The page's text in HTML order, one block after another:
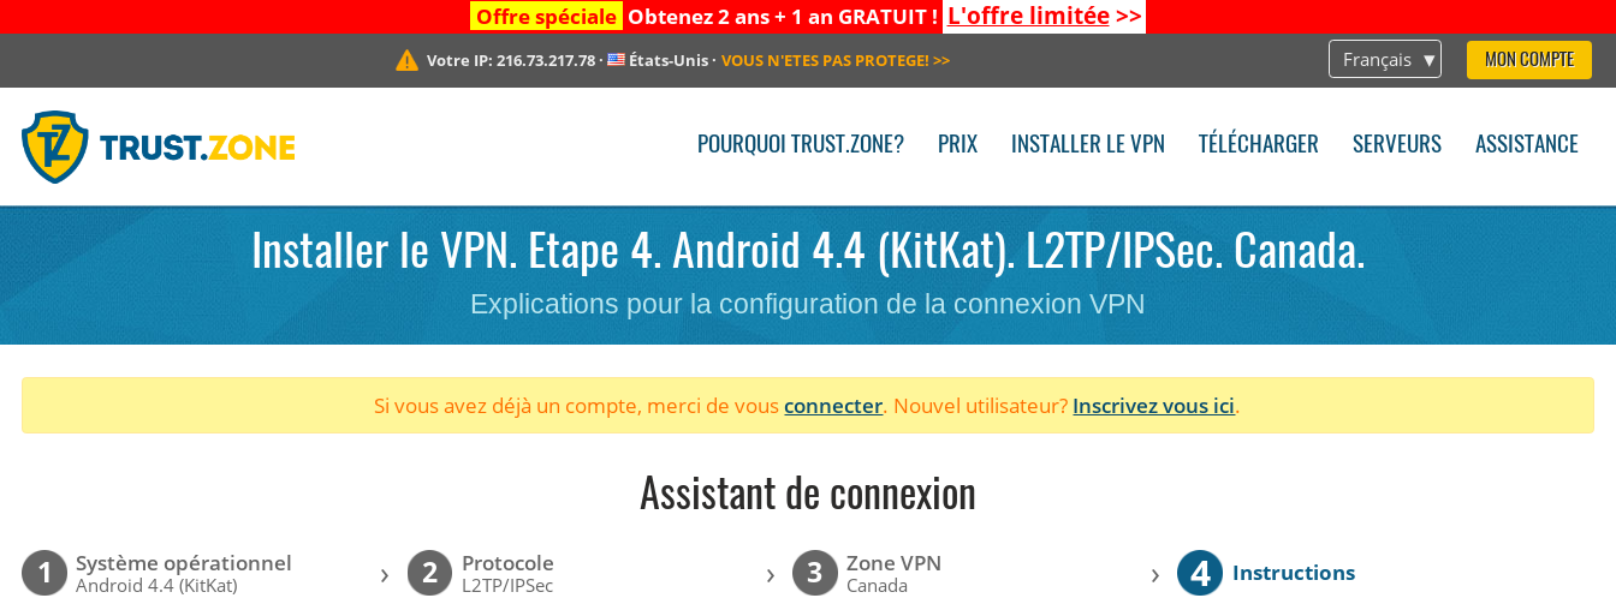
Offre spéciale Obtenez 2 ans + 1 an GRATUIT ! L'offre limitée>>
Français MON COMPTE
Votre IP:216.73.217.78 · États-Unis · VOUS N'ETES PAS PROTEGE! >>
POURQUOI TRUST.ZONE? PRIX INSTALLER LE VPN TÉLÉCHARGER SERVEURS ASSISTANCE
Installer le VPN. Etape 4. Android 4.4 (KitKat). L2TP/IPSec. Canada.
Explications pour la configuration de la connexion VPN
Si vous avez déjà un compte, merci de vousconnecter. Nouvel utilisateur? Inscrivez vous ici.
Assistant de connexion
1 Système opérationnel
Android 4.4 (KitKat) › 2 Protocole
L2TP/IPSec › 3 Zone VPN
Canada › 4 Instructions